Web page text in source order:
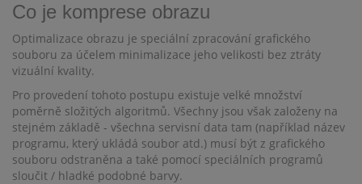
Co je komprese obrazu
Optimalizace obrazu je speciální zpracování grafického
souboru za účelem minimalizace jeho velikosti bez ztráty
vizuální kvality.
Pro provedení tohoto postupu existuje velké množství
poměrně složitých algoritmů. Všechny jsou však založeny na
stejném základě - všechna servisní data tam (například název
programu, který ukládá soubor atd.) musí být z grafického
souboru odstraněna a také pomocí speciálních programů
sloučit / hladké podobné barvy.